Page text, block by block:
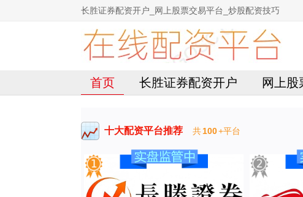
长胜证券配资开户_网上股票交易平台_炒股配资技巧
首页 长胜证券配资开户 网上股
十大配资平台推荐 共100+平台